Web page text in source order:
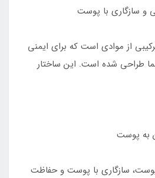
و سازگاری با پوست
از موادی است که برای ایمنی
طراحی شده است. این ساختار
پوست
سازگاری با پوست و حفاظت